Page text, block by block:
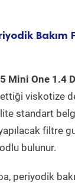
Bakım
Mini One 1.4 D
viskotize
standart
filtre
bulunur.
periyodik